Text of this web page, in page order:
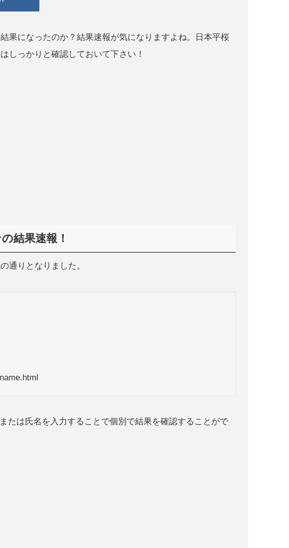
果になったのか？結果速報が気になりますよね。日本平桜
しっかりと確認しておいて下さい！
結果速報！
通りとなりました。
たは氏名を入力することで個別で結果を確認することがで